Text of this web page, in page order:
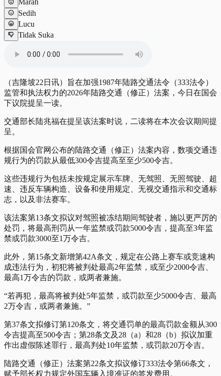
Marah
Sedih
Lucu
Tidak Suka
（吉隆坡22日讯）旨在加强1987年陆路交通法令（333法令）
监管和执法权力的2026年陆路交通（修正）法案，今日在国会
下议院提呈一读。
交通部长陆兆福在提呈该法案时说，二读将在本次会议期间提
呈。
根据国会官网公布的陆路交通（修正）法案内容，数项交通违
规行为的罚款从最低300令吉提高至至少500令吉。
这些违规行为包括未按规定展示车牌、无驾照、无照驾驶、超
速、违反车辆构造、设备和使用规定、无视交通指示和交通标
志，以及非法赛车。
该法案第13条文拟议对驾照被冻结期间驾驶者，施以更严厉的
处罚，将最高刑罚从一年监禁或罚款5000令吉，提高至3年监
禁或罚款3000至1万令吉。
此外，第15条文新增第42A条文，规定在公路上赛车或竞速构
成违法行为，初犯将被判处最高2年监禁，或至少2000令吉、
最高1万令吉的罚款，或两者兼施。
“若再犯，最高将被判处5年监禁，或罚款至少5000令吉、最高
2万令吉，或两者兼施。”
第37条文拟修订第120条文，将交通罚单的最高罚款金额从300
令吉提高至500令吉；第28条文及28（a）和28（b）拟议加重
作出虚假陈述罪行，最高判处10年监禁，或罚款20万令吉。
陆路交通（修正）法案第22条文拟议修订333法令第66条文，
赋予部长权力规定外国车辆入境准证的签发费用。